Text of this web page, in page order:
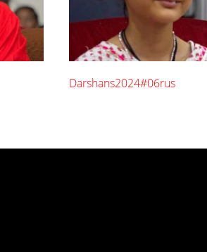
Darshans2024#06rus